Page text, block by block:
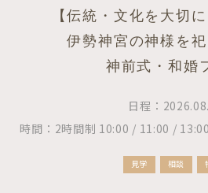
【伝統・文化を大切
伊勢神宮の神様を
神前式・和婚
日程：
時間：2時間制 10:00 / 11:00 /
見学 相談